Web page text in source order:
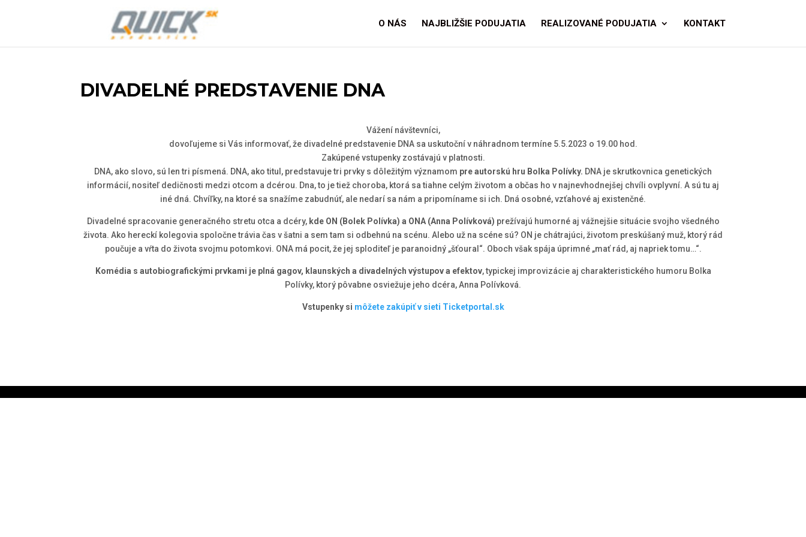
O NÁS NAJBLIŽŠIE PODUJATIA REALIZOVANÉ PODUJATIA KONTAKT
DIVADELNÉ PREDSTAVENIE DNA
Vážení návštevníci,
dovoľujeme si Vás informovať, že divadelné predstavenie DNA sa uskutoční v náhradnom termíne 5.5.2023 o 19.00 hod.
Zakúpené vstupenky zostávajú v platnosti.
DNA, ako slovo, sú len tri písmená. DNA, ako titul, predstavuje tri prvky s dôležitým významom pre autorskú hru Bolka Polívky. DNA je skrutkovnica genetických
informácií, nositeľ dedičnosti medzi otcom a dcérou. Dna, to je tiež choroba, ktorá sa tiahne celým životom a občas ho v najnevhodnejšej chvíli ovplyvní. A sú tu aj
iné dná. Chvíľky, na ktoré sa snažíme zabudnúť, ale nedarí sa nám a pripomíname si ich. Dná osobné, vzťahové aj existenčné.
Divadelné spracovanie generačného stretu otca a dcéry,kde ON (Bolek Polívka) a ONA (Anna Polívková) prežívajú humorné aj vážnejšie situácie svojho všedného
života. Ako hereckí kolegovia spoločne trávia čas v šatni a sem tam si odbehnú na scénu. Alebo už na scéne sú? ON je chátrajúci, životom preskúšaný muž, ktorý rád
poučuje a vŕta do života svojmu potomkovi. ONA má pocit, že jej sploditeľ je paranoidný „šťoural“. Oboch však spája úprimné „mať rád, aj napriek tomu…“.
Komédia s autobiografickými prvkami je plná gagov, klaunských a divadelných výstupov a efektov, typickej improvizácie aj charakteristického humoru Bolka
Polívky, ktorý pôvabne osviežuje jeho dcéra, Anna Polívková.
Vstupenky si môžete zakúpiť v sieti Ticketportal.sk